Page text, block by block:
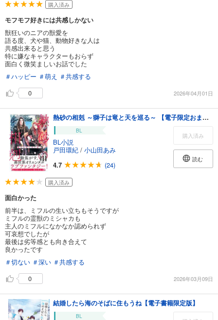
購入済み
モフモフ好きには共感しかない
獣狂いのニアの獣愛を
語る度、犬や猫、動物好きな人は
共感出来ると思う
特に嫌なキャラクターもおらず
面白く微笑ましいお話でした
＃ハッピー ＃萌え ＃共感する
0
2026年04月01日
熱砂の相剋 ～獅子は竜と天を巡る～ 【電子限定おまけ付き＆イラスト収録】
BL
BL小説
戸田環紀 / 小山田あみ
4.7
(24)
購入済み
読む
購入済み
面白かった
前半は、ミフルの生い立ちもそうですが
ミフルの霊獣のミシャカも
主人のミフルになかなか認められず
可哀想でしたが
最後は劣等感とも向き合えて
良かったです
＃切ない ＃深い ＃共感する
0
2026年03月09日
結婚したら海のそばに住もうね【電子書籍限定版】
BL